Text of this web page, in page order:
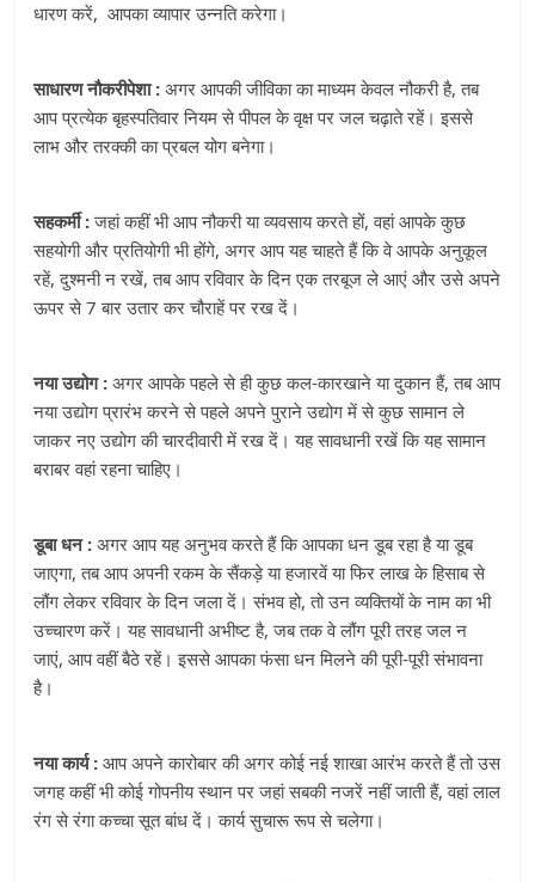
धारण करें, आपका व्यापार उन्नति करेगा।
साधारण नौकरीपेशा : अगर आपकी जीविका का माध्यम केवल नौकरी है, तब
आप प्रत्येक बृहस्पतिवार नियम से पीपल के वृक्ष पर जल चढ़ाते रहें। इससे
लाभ और तरक्की का प्रबल योग बनेगा।
सहकर्मी :जहां कहीं भी आप नौकरी या व्यवसाय करते हों, वहां आपके कुछ
सहयोगी और प्रतियोगी भी होंगे, अगर आप यह चाहते हैं कि वे आपके अनुकूल
रहें, दुश्मनी न रखें, तब आप रविवार के दिन एक तरबूज ले आएं और उसे अपने
ऊपर से 7 बार उतार कर चौराहें पर रख दें।
नया उद्योग : अगर आपके पहले से ही कुछ कल-कारखाने या दुकान हैं, तब आप
नया उद्योग प्रारंभ करने से पहले अपने पुराने उद्योग में से कुछ सामान ले
जाकर नए उद्योग की चारदीवारी में रख दें। यह सावधानी रखें कि यह सामान
बराबर वहां रहना चाहिए।
डूबा धन : अगर आप यह अनुभव करते हैं कि आपका धन डूब रहा है या डूब
जाएगा, तब आप अपनी रकम के सैंकड़े या हजारवें या फिर लाख के हिसाब से
लौंग लेकर रविवार के दिन जला दें। संभव हो, तो उन व्यक्तियों के नाम का भी
उच्चारण करें। यह सावधानी अभीष्ट है, जब तक वे लौंग पूरी तरह जल न
जाएं, आप वहीं बैठे रहें। इससे आपका फंसा धन मिलने की पूरी-पूरी संभावना
है।
नया कार्य : आप अपने कारोबार की अगर कोई नई शाखा आरंभ करते हैं तो उस
जगह कहीं भी कोई गोपनीय स्थान पर जहां सबकी नजरें नहीं जाती हैं, वहां लाल
रंग से रंगा कच्चा सूत बांध दें। कार्य सुचारू रूप से चलेगा।